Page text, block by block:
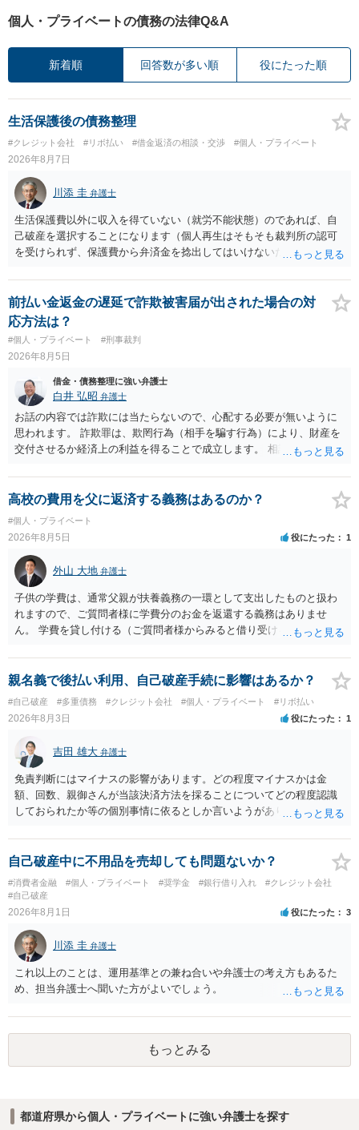
個人・プライベートの債務の法律Q&A
新着順 回答数が多い順 役にたった順
生活保護後の債務整理
#クレジット会社 #リボ払い #借金返済の相談・交渉 #個人・プライベート
2026年8月7日
川添 圭 弁護士
生活保護費以外に収入を得ていない（就労不能状態）のであれば、自
己破産を選択することになります（個人再生はそもそも裁判所の認可
を受けられず、保護費から弁済金を捻出してはいけないため任意整理
士費用は法テラスが負担し、裁判所の予納金等も法テラスが援助して
くれるため、弁護士へ自己破産を任せれば解決します。
前払い金返金の遅延で詐欺被害届が出された場合の対
応方法は？
#個人・プライベート #刑事裁判
2026年8月5日
借金・債務整理に強い弁護士
白井 弘昭 弁護士
お話の内容では詐欺には当たらないので、心配する必要が無いように
思われます。 詐欺罪は、欺罔行為（相手を騙す行為）により、財産を
交付させるか経済上の利益を得ることで成立します。 相談者さんは、
ので、詐欺罪の実行行為性が無く罪に問うことはできません。 おそら
く、相手が真実を話せば警察も取り合わないと思いますが、虚偽の内
容を述べた場合は、捜査はあるかもしれません。 ただし、捜査におい
て、真実を説明すれば、「ちゃんと返しなさいよ」程度の注意で済む
ことだと思われます。 また、返せるお金が無いのであれば、返せない
のは致し方ありません。真摯に分割して支払うことを相手に告げてい
くのみでしょう。 以上、ご参考まで。
高校の費用を父に返済する義務はあるのか？
#個人・プライベート
2026年8月5日 役にたった 1
外山 大地 弁護士
子供の学費は、通常父親が扶養義務の一環として支出したものと扱わ
れますので、ご質問者様に学費分のお金を返還する義務はありませ
ん。 学費を貸し付ける（ご質問者様からみると借り受ける）といった
ょう。
親名義で後払い利用、自己破産手続に影響はあるか？
#自己破産 #多重債務 #クレジット会社 #個人・プライベート #リボ払い
2026年8月3日 役にたった 1
吉田 雄大 弁護士
免責判断にはマイナスの影響があります。どの程度マイナスかは金
額、回数、親御さんが当該決済方法を採ることについてどの程度認識
しておられたか等の個別事情に依るとしか言いようがありません。 と
なって相談し、善後策を考えることをお勧めします。
自己破産中に不用品を売却しても問題ないか？
#消費者金融 #個人・プライベート #奨学金 #銀行借り入れ
#クレジット会社
#自己破産
2026年8月1日 役にたった 3
川添 圭 弁護士
これ以上のことは、運用基準との兼ね合いや弁護士の考え方もあるた
め、担当弁護士へ聞いた方がよいでしょう。
もっとみる
都道府県から個人・プライベートに強い弁護士を探す